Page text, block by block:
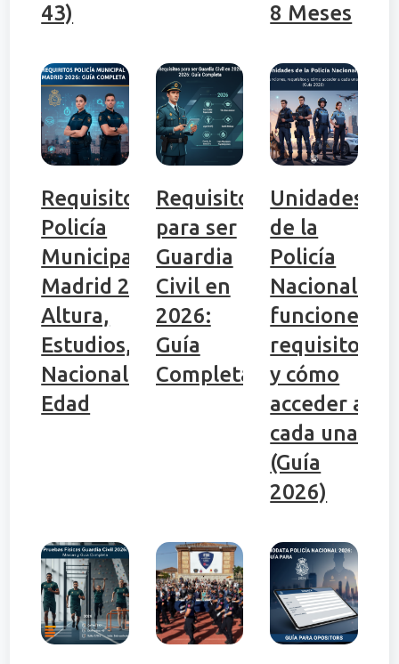
43)
8 Meses
Requisitos
Policía
Municipal
Madrid 2026:
Altura,
Estudios,
Nacionalidad,
Edad
Requisitos
para ser
Guardia
Civil en
2026:
Guía
Completa
Unidades
de la
Policía
Nacional:
funciones,
requisitos
y cómo
acceder a
cada una
(Guía
2026)